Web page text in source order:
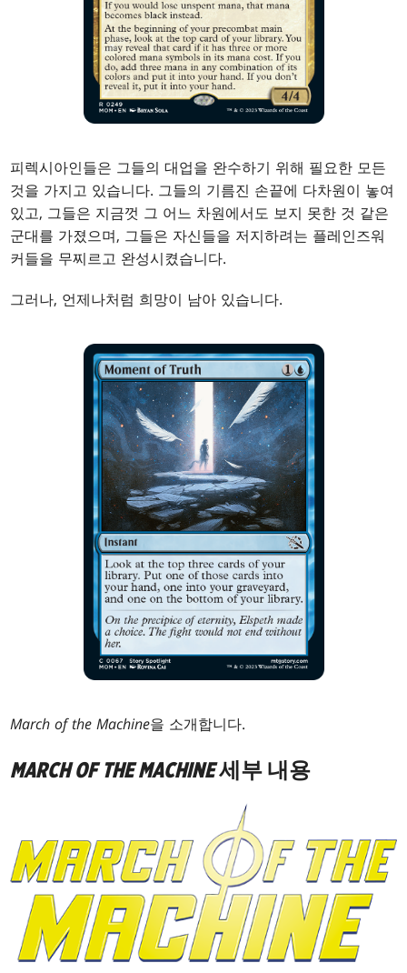
피렉시아인들은 그들의 대업을 완수하기 위해 필요한 모든
것을 가지고 있습니다. 그들의 기름진 손끝에 다차원이 놓여
있고, 그들은 지금껏 그 어느 차원에서도 보지 못한 것 같은
군대를 가졌으며, 그들은 자신들을 저지하려는 플레인즈워
커들을 무찌르고 완성시켰습니다.
그러나, 언제나처럼 희망이 남아 있습니다.
March of the Machine을 소개합니다.
MARCH OF THE MACHINE세부 내용